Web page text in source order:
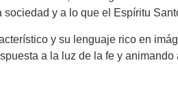
y a lo que el Espíritu
y su lenguaje rico en
a la luz de la fe y